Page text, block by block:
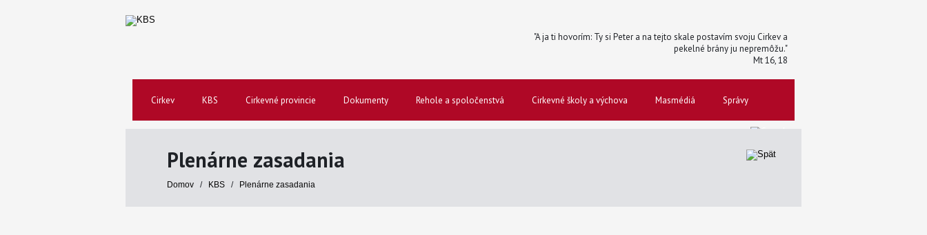
"A ja ti hovorím: Ty si Peter a na tejto skale postavím svoju Cirkev a
pekelné brány ju nepremôžu."
Mt 16, 18
Cirkev KBS Cirkevné provincie Dokumenty Rehole a spoločenstvá Cirkevné školy a výchova Masmédiá Správy
Plenárne zasadania
Domov / KBS / Plenárne zasadania